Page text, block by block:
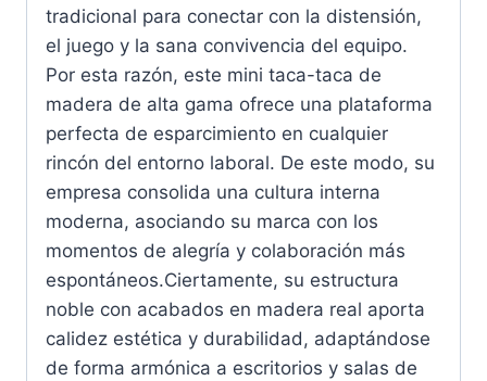
tradicional para conectar con la distensión,
el juego y la sana convivencia del equipo.
Por esta razón, este mini taca-taca de
madera de alta gama ofrece una plataforma
perfecta de esparcimiento en cualquier
rincón del entorno laboral. De este modo, su
empresa consolida una cultura interna
moderna, asociando su marca con los
momentos de alegría y colaboración más
espontáneos.Ciertamente, su estructura
noble con acabados en madera real aporta
calidez estética y durabilidad, adaptándose
de forma armónica a escritorios y salas de